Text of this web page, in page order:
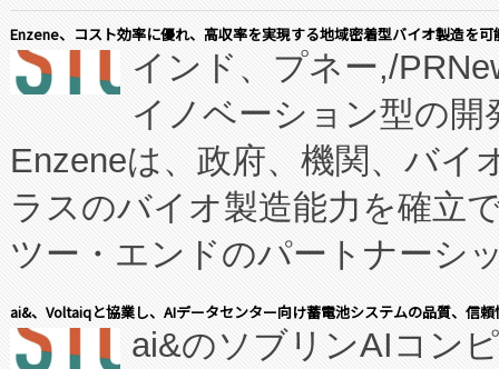
Enzene、コスト効率に優れ、高収率を実現する地域密着型バイオ製造を
インド、プネー,/
イノベーション型の
Enzeneは、政府、機関、バイ
ラスのバイオ製造能力を確立
ツー・エンドのパートナーシ
表しました。 同社の実績ある
manufacturing™ (FCCM™) プ
ai&、Voltaiqと協業し、AIデータセンター向け蓄電池システムの品質、信
ai&のソブリンAIコン